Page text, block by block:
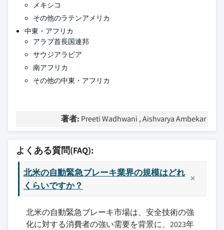
メキシコ
その他のラテンアメリカ
中東・アフリカ
アラブ首長国連邦
サウジアラビア
南アフリカ
その他の中東・アフリカ
著者: Preeti Wadhwani , Aishvarya Ambekar
よくある質問(FAQ):
北米の自動緊急ブレーキ業界の規模はどれ
くらいですか？
北米の自動緊急ブレーキ市場は、安全技術の強
化に対する消費者の強い需要を背景に、2023年